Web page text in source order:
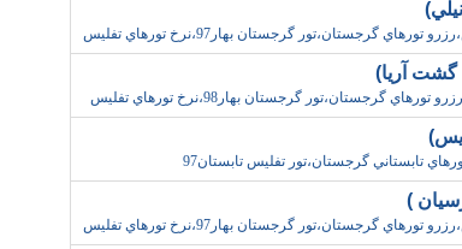
گرجستان،تور گرجستان بهار97،نرخ تورهاي تفليس
گرجستان،تور گرجستان بهار98،نرخ تورهاي تفليس
تابستاني گرجستان،تور تفليس تابستان97
)
گرجستان،تور گرجستان بهار97،نرخ تورهاي تفليس